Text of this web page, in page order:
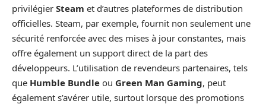
privilégier Steam et d’autres plateformes de distribution
officielles. Steam, par exemple, fournit non seulement une
sécurité renforcée avec des mises à jour constantes, mais
offre également un support direct de la part des
développeurs. L’utilisation de revendeurs partenaires, tels
que Humble Bundle ou Green Man Gaming, peut
également s’avérer utile, surtout lorsque des promotions